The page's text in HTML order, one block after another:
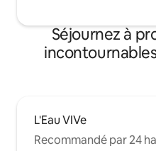
Séjournez à
L'Eau VIVe
Recommandé par 24